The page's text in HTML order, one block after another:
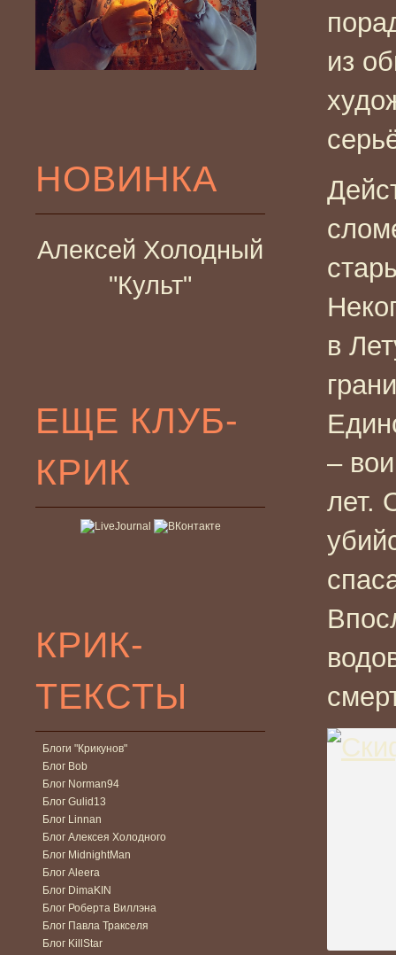
НОВИНКА
Алексей Холодный
"Культ"
ЕЩЕ КЛУБ-
КРИК
КРИК-
ТЕКСТЫ
Блоги "Крикунов"
Блог Bob
Блог Norman94
Блог Gulid13
Блог Linnan
Блог Алексея Холодного
Блог MidnightMan
Блог Aleera
Блог DimaKIN
Блог Роберта Виллэна
Блог Павла Тракселя
Блог KillStar
из
в
–
лет.